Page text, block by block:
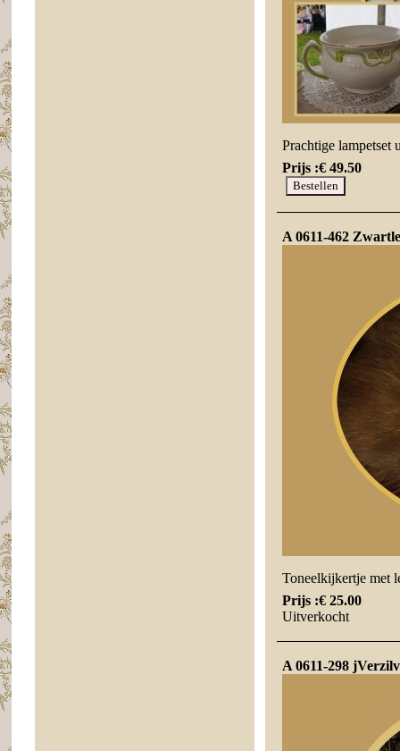
Prachtige lampetset
Prijs :€ 49.50
A 0611-462
Toneelkijkertje met
Prijs :€ 25.00
Uitverkocht
A 0611-298